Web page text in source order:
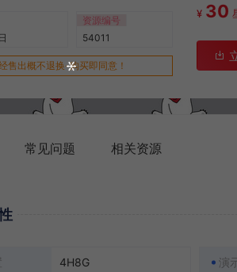
资源编号
54011
售出概不退换-购买即同意！
¥ 30
常见问题 相关资源
4H8G 演